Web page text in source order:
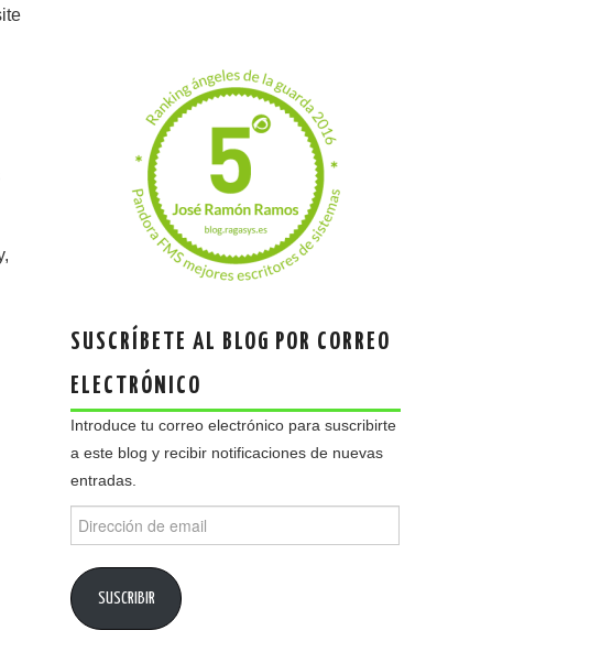
SUSCRÍBETE AL BLOG POR CORREO
ELECTRÓNICO
Introduce tu correo electrónico para suscribirte
a este blog y recibir notificaciones de nuevas
entradas.
de
SUSCRIBIR